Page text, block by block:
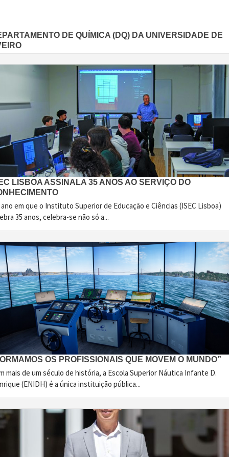
DE QUÍMICA (DQ) DA UNIVERSIDADE DE
LISBOA ASSINALA 35 ANOS AO SERVIÇO DO
em que o Instituto Superior de Educação e Ciências (ISEC Lisboa)
35 anos, celebra-se não só a...
OS PROFISSIONAIS QUE MOVEM O MUNDO”
mais de um século de história, a Escola Superior Náutica Infante D.
(ENIDH) é a única instituição pública...